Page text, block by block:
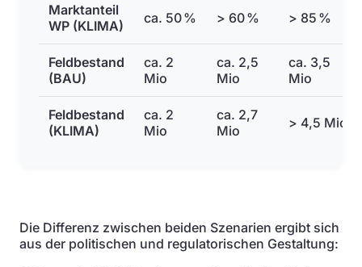
Marktanteil
WP (KLIMA)
ca. 50 % > 60 % > 85 %
Feldbestand
(BAU)
ca. 2
Mio
ca. 2,5
Mio
ca. 3,5
Mio
Feldbestand
(KLIMA)
ca. 2
Mio
ca. 2,7
Mio
> 4,5 Mio
Die Differenz zwischen beiden Szenarien ergibt sich
aus der politischen und regulatorischen Gestaltung: